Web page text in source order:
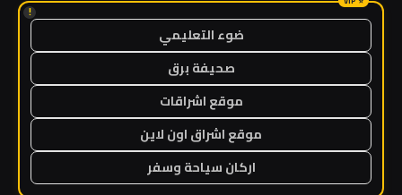
!
ضوء التعليمي
صحيفة برق
موقع اشراقات
موقع اشراق اون لاين
اركان سياحة وسفر